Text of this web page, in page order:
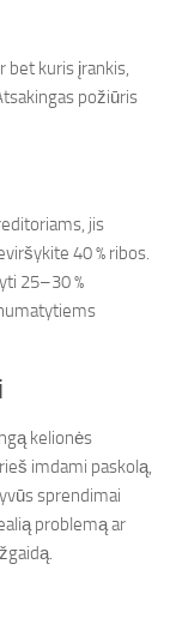
bet kuris įrankis,
požiūris
jis
40 % ribos.
25–30 %
kelionės
imdami paskolą,
sprendimai
problemą ar